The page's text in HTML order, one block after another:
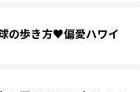
の歩き方♥偏愛ハワイ